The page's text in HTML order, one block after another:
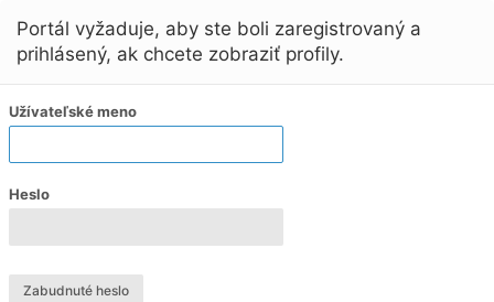
Portál vyžaduje, aby ste boli zaregistrovaný a
prihlásený, ak chcete zobraziť profily.
Užívateľské meno
Heslo
Zabudnuté heslo